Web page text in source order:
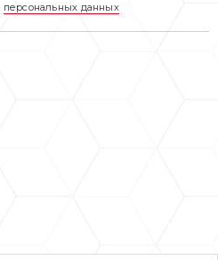
персональных данных